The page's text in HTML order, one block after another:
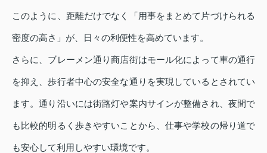
このように、距離だけでなく「用事をまとめて片づけられる
密度の高さ」が、日々の利便性を高めています。
さらに、ブレーメン通り商店街はモール化によって車の通行
を抑え、歩行者中心の安全な通りを実現しているとされてい
ます。通り沿いには街路灯や案内サインが整備され、夜間で
も比較的明るく歩きやすいことから、仕事や学校の帰り道で
も安心して利用しやすい環境です。